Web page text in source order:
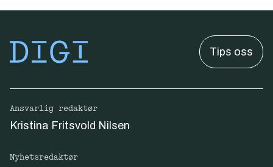
Tips oss
Ansvarlig redaktør
Kristina Fritsvold Nilsen
Nyhetsredaktør